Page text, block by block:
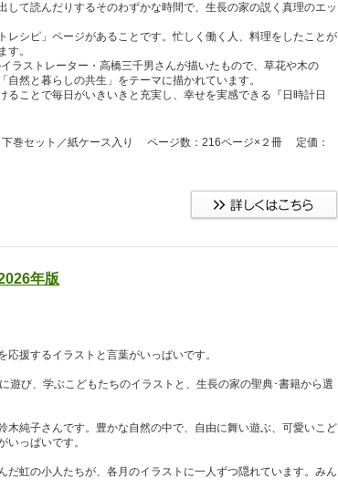
して読んだりするそのわずかな時間で、生長の家の説く真理のエッ
レシピ」ページがあることです。忙しく働く人、料理をしたことが
す。
ラストレーター・高橋三千男さんが描いたもので、草花や木の
然と暮らしの共生」をテーマに描かれています。
ることで毎日がいきいきと充実し、幸せを実感できる『日時計日
下巻セット／紙ケース入り ページ数：216ページ×２冊 定価：
年版
援するイラストと言葉がいっぱいです。
遊び、学ぶこどもたちのイラストと、生長の家の聖典･書籍から選
木純子さんです。豊かな自然の中で、自由に舞い遊ぶ、可愛いこど
いっぱいです。
だ虹の小人たちが、各月のイラストに一人ずつ隠れています。みん